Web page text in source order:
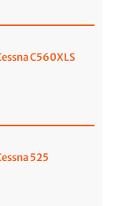
C560XLS
525